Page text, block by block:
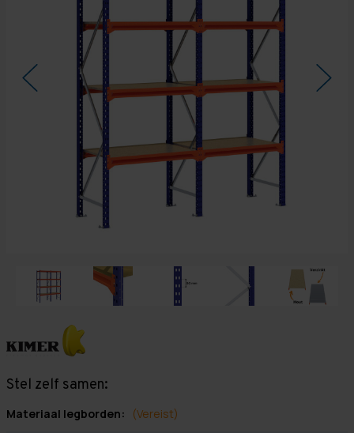
Stel zelf samen:
Materiaal legborden: (Vereist)